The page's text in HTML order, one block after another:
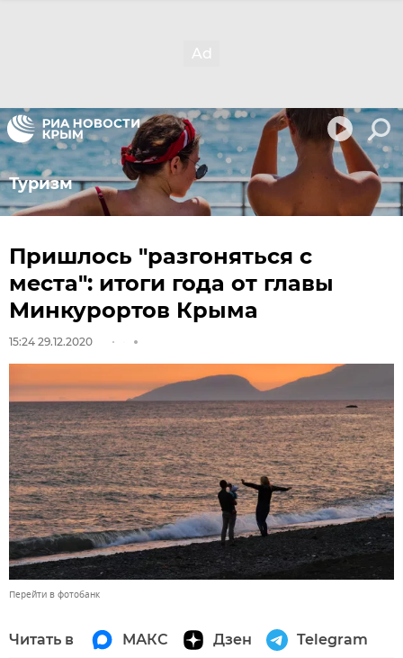
Туризм
Пришлось "разгоняться с
места": итоги года от главы
Минкурортов Крыма
15:24 29.12.2020
Перейти в фотобанк
Читать в МАКС Дзен Telegram